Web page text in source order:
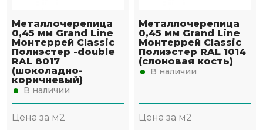
Металлочерепица
0,45 мм Grand Line
Монтеррей Classic
Полиэстер -double
RAL 8017
(шоколадно-
коричневый)
В наличии
Цена за м2
Металлочерепица
0,45 мм Grand Line
Монтеррей Classic
Полиэстер RAL 1014
(слоновая кость)
В наличии
Цена за м2